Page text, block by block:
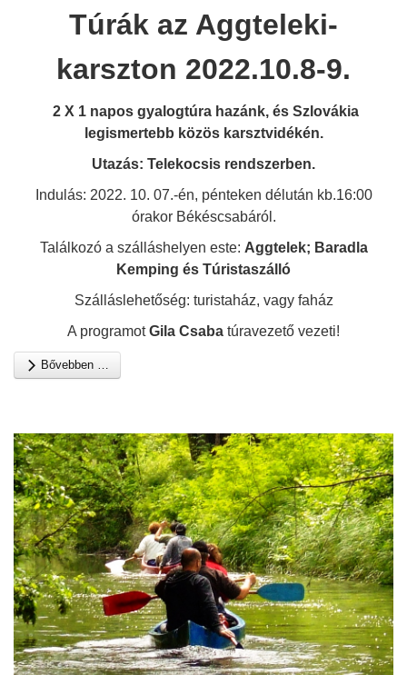
Túrák az Aggteleki-
karszton 2022.10.8-9.
2 X 1 napos gyalogtúra hazánk, és Szlovákia
legismertebb közös karsztvidékén.
Utazás: Telekocsis rendszerben.
Indulás: 2022. 10. 07.-én, pénteken délután kb.16:00
órakor Békéscsabáról.
Találkozó a szálláshelyen este: Aggtelek; Baradla
Kemping és Túristaszálló
Szálláslehetőség: turistaház, vagy faház
A programotGila Csaba túravezető vezeti!
Bővebben …